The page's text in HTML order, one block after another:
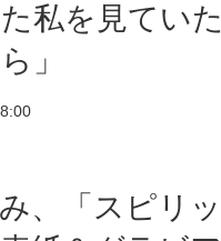
私を見ていた
」
、「スピリッ